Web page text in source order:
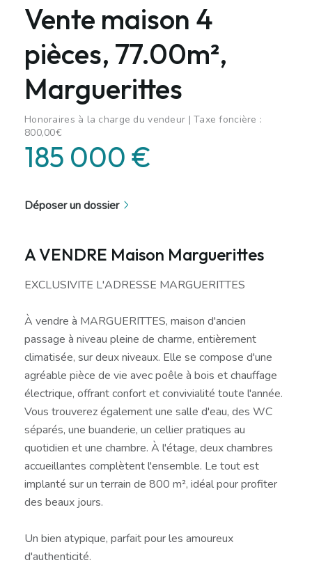
Vente maison 4
pièces, 77.00m²,
Marguerittes
Honoraires à la charge du vendeur | Taxe foncière :
800,00€
185 000 €
Déposer un dossier
A VENDRE Maison Marguerittes
EXCLUSIVITE L'ADRESSE MARGUERITTES
À vendre à MARGUERITTES, maison d'ancien
passage à niveau pleine de charme, entièrement
climatisée, sur deux niveaux. Elle se compose d'une
agréable pièce de vie avec poêle à bois et chauffage
électrique, offrant confort et convivialité toute l'année.
Vous trouverez également une salle d'eau, des WC
séparés, une buanderie, un cellier pratiques au
quotidien et une chambre. À l'étage, deux chambres
accueillantes complètent l'ensemble. Le tout est
implanté sur un terrain de 800 m², idéal pour profiter
des beaux jours.
Un bien atypique, parfait pour les amoureux
d'authenticité.